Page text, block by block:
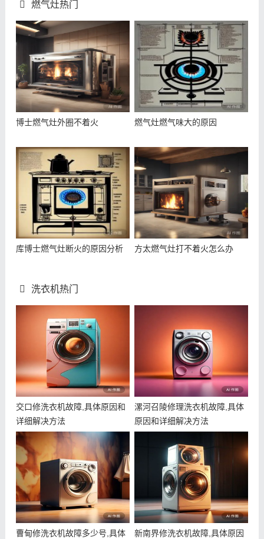
燃气灶热门
博士燃气灶外圈不着火 燃气灶燃气味大的原因
库博士燃气灶断火的原因分析 方太燃气灶打不着火怎么办
洗衣机热门
交口修洗衣机故障,具体原因和
详细解决方法
漯河召陵修理洗衣机故障,具体
原因和详细解决方法
曹甸修洗衣机故障多少号,具体
新南界修洗衣机故障,具体原因